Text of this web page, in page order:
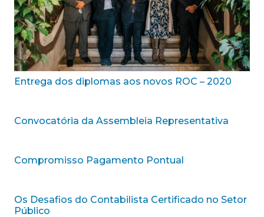
Entrega dos diplomas aos novos ROC – 2020
Convocatória da Assembleia Representativa
Compromisso Pagamento Pontual
Os Desafios do Contabilista Certificado no Setor
Público